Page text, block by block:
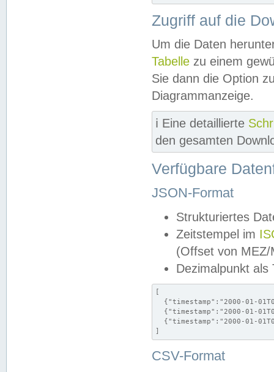
Zugriff auf die
Um die Daten
Tabelle zu einem
Sie dann die Option
Diagrammanzeige.
ℹ️ Eine detaillierte
den gesamten
Verfügbare
JSON-Format
Strukturiertes
Zeitstempel im
(Offset von MEZ/
Dezimalpunkt als
[
{"timestamp":"2000-01-
{"timestamp":"2000-01-
{"timestamp":"2000-01-
]
CSV-Format